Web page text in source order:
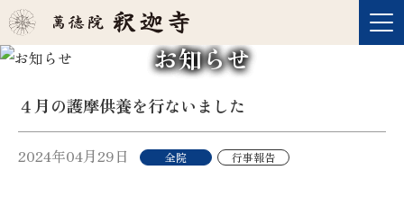
お知らせ
４月の護摩供養を行ないました
2024年04月29日 全院 行事報告